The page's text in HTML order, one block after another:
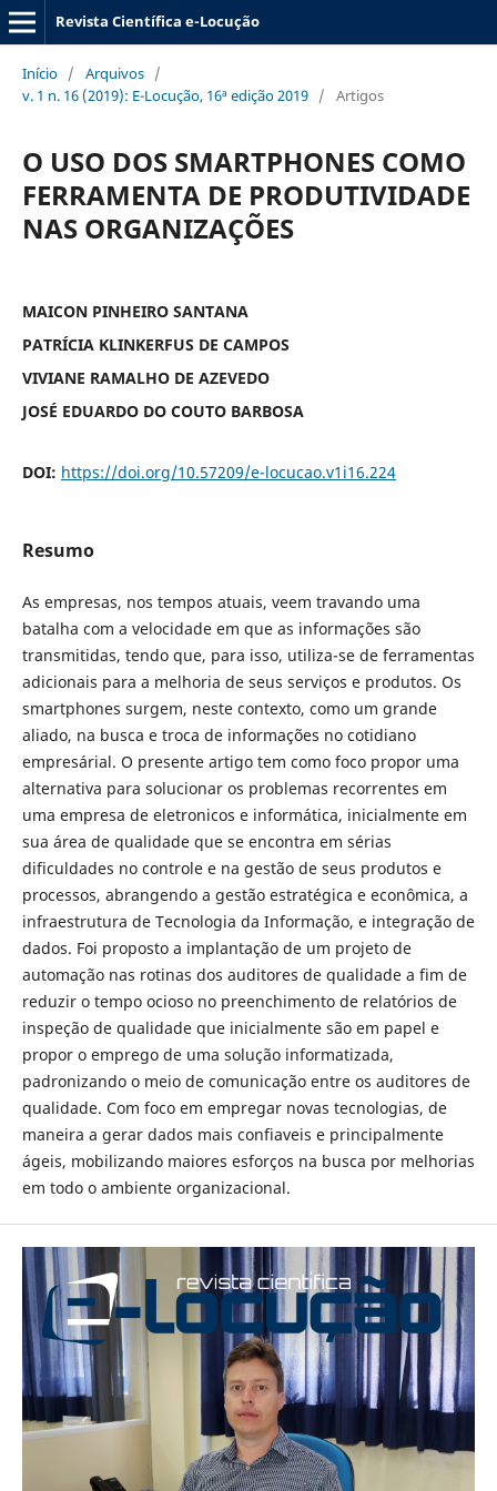
Revista Científica e-Locução
Início / Arquivos /
v. 1 n. 16 (2019): E-Locução, 16ª edição 2019 / Artigos
O USO DOS SMARTPHONES COMO
FERRAMENTA DE PRODUTIVIDADE
NAS ORGANIZAÇÕES
MAICON PINHEIRO SANTANA
PATRÍCIA KLINKERFUS DE CAMPOS
VIVIANE RAMALHO DE AZEVEDO
JOSÉ EDUARDO DO COUTO BARBOSA
DOI: https://doi.org/10.57209/e-locucao.v1i16.224
Resumo
As empresas, nos tempos atuais, veem travando uma
batalha com a velocidade em que as informações são
transmitidas, tendo que, para isso, utiliza-se de ferramentas
adicionais para a melhoria de seus serviços e produtos. Os
smartphones surgem, neste contexto, como um grande
aliado, na busca e troca de informações no cotidiano
empresárial. O presente artigo tem como foco propor uma
alternativa para solucionar os problemas recorrentes em
uma empresa de eletronicos e informática, inicialmente em
sua área de qualidade que se encontra em sérias
dificuldades no controle e na gestão de seus produtos e
processos, abrangendo a gestão estratégica e econômica, a
infraestrutura de Tecnologia da Informação, e integração de
dados. Foi proposto a implantação de um projeto de
automação nas rotinas dos auditores de qualidade a fim de
reduzir o tempo ocioso no preenchimento de relatórios de
inspeção de qualidade que inicialmente são em papel e
propor o emprego de uma solução informatizada,
padronizando o meio de comunicação entre os auditores de
qualidade. Com foco em empregar novas tecnologias, de
maneira a gerar dados mais confiaveis e principalmente
ágeis, mobilizando maiores esforços na busca por melhorias
em todo o ambiente organizacional.